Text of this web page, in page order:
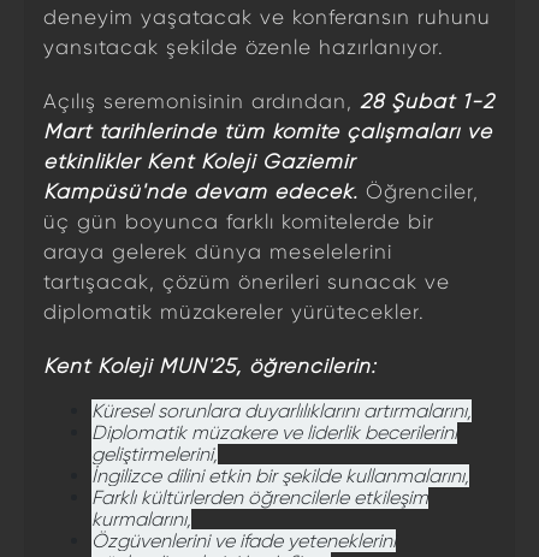
deneyim yaşatacak ve konferansın ruhunu
yansıtacak şekilde özenle hazırlanıyor.
Açılış seremonisinin ardından, 28 Şubat 1-2
Mart tarihlerinde tüm komite çalışmaları ve
etkinlikler Kent Koleji Gaziemir
Kampüsü'nde devam edecek. Öğrenciler,
üç gün boyunca farklı komitelerde bir
araya gelerek dünya meselelerini
tartışacak, çözüm önerileri sunacak ve
diplomatik müzakereler yürütecekler.
Kent Koleji MUN'25, öğrencilerin:
Küresel sorunlara duyarlılıklarını artırmalarını,
Diplomatik müzakere ve liderlik becerilerini
geliştirmelerini,
İngilizce dilini etkin bir şekilde kullanmalarını,
Farklı kültürlerden öğrencilerle etkileşim
kurmalarını,
Özgüvenlerini ve ifade yeteneklerini